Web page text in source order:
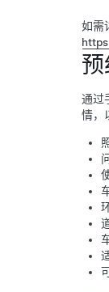
如需
通过
情，